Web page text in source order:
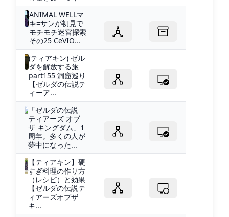
ANIMAL WELLマ
キ=サンが初見で
モチモチ迷宮探索
その25 CeVIO...
(ティアキン) ゼル
ダを解放する旅
part155 洞窟巡り
【ゼルダの伝説テ
ィーア...
「ゼルダの伝説
ティアーズ オブ
ザ キングダム」1
周年。多くの人が
夢中になった...
【ティアキン】硬
すぎ料理の作り方
（レシピ）と効果
【ゼルダの伝説テ
ィアーズオブザ
キ...